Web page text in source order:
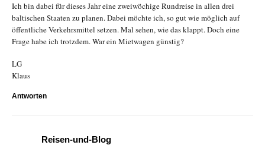
Ich bin dabei für dieses Jahr eine zweiwöchige Rundreise in allen drei
baltischen Staaten zu planen. Dabei möchte ich, so gut wie möglich auf
öffentliche Verkehrsmittel setzen. Mal sehen, wie das klappt. Doch eine
Frage habe ich trotzdem. War ein Mietwagen günstig?
LG
Klaus
Antworten
Reisen-und-Blog